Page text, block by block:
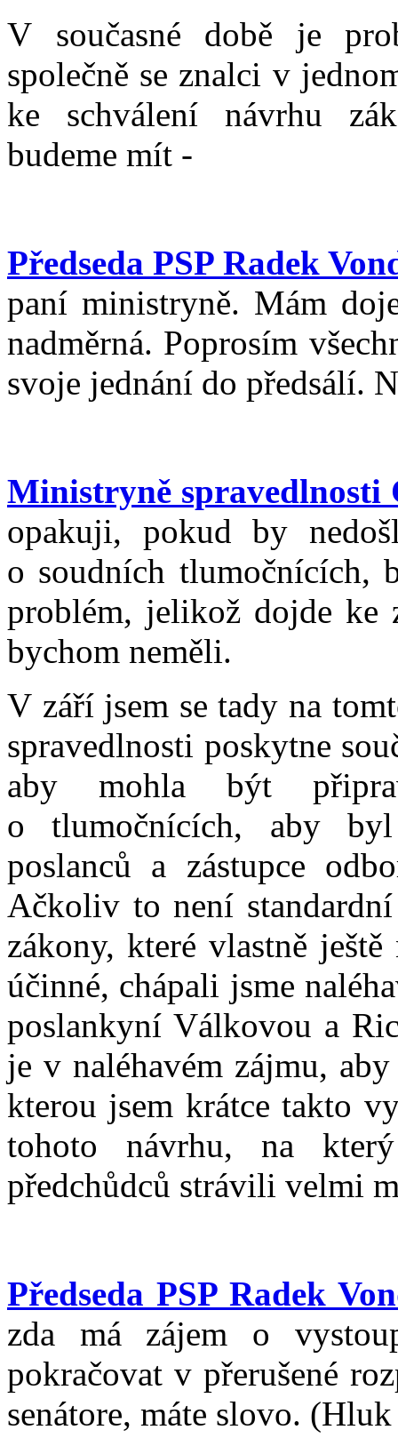
V současné době je
společně se znalci v
ke schválení návrhu
budeme mít -
Předseda PSP Radek
paní ministryně. Mám
nadměrná. Poprosím
svoje jednání do předsálí.
Ministryně spravedlnosti
opakuji, pokud by
o soudních tlumočnících,
problém, jelikož dojde ke
bychom neměli.
V září jsem se tady na
spravedlnosti poskytne
aby mohla být
o tlumočnících, aby
poslanců a zástupce
Ačkoliv to není
zákony, které vlastně
účinné, chápali jsme
poslankyní Válkovou a
je v naléhavém zájmu,
kterou jsem krátce takto
tohoto návrhu, na
předchůdců strávili velmi
Předseda PSP Radek
zda má zájem o
pokračovat v přerušené
senátore, máte slovo.